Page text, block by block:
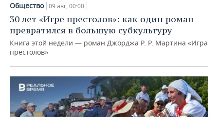
Общество 09 авг, 00:00
30 лет «Игре престолов»: как один роман
превратился в большую субкультуру
Книга этой недели — роман Джорджа Р. Р. Мартина «Игра
престолов»